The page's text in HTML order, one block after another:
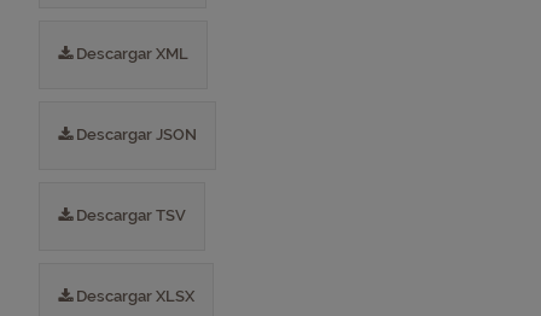
Descargar XML
Descargar JSON
Descargar TSV
Descargar XLSX